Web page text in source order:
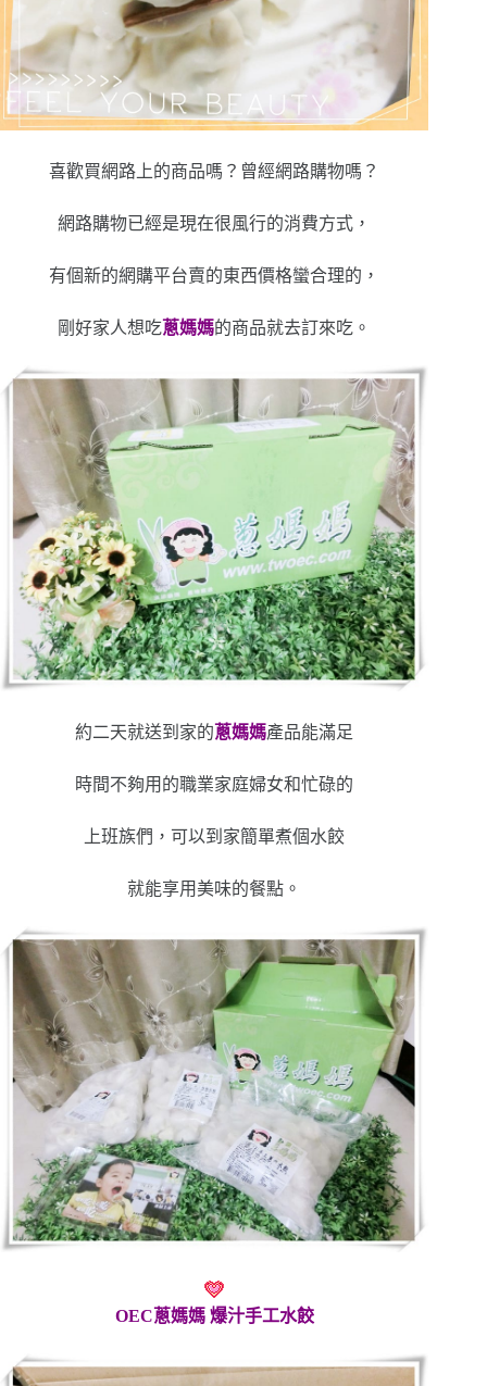
喜歡買網路上的商品嗎？曾經網路購物嗎？
網路購物已經是現在很風行的消費方式，
有個新的網購平台賣的東西價格蠻合理的，
剛好家人想吃蔥媽媽的商品就去訂來吃。
約二天就送到家的蔥媽媽產品能滿足
時間不夠用的職業家庭婦女和忙碌的
上班族們，可以到家簡單煮個水餃
就能享用美味的餐點。
OEC蔥媽媽 爆汁手工水餃